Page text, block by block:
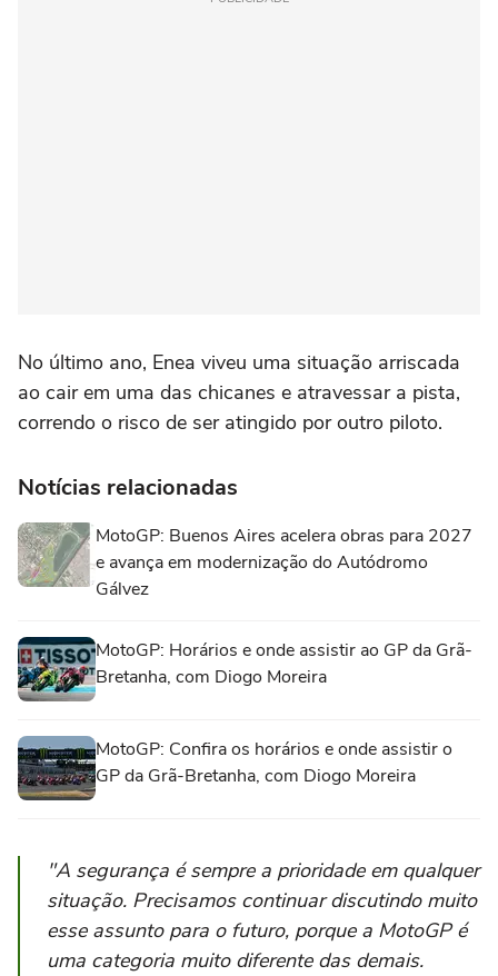
No último ano, Enea viveu uma situação arriscada
ao cair em uma das chicanes e atravessar a pista,
correndo o risco de ser atingido por outro piloto.
Notícias relacionadas
MotoGP: Buenos Aires acelera obras para 2027
e avança em modernização do Autódromo
Gálvez
MotoGP: Horários e onde assistir ao GP da Grã-
Bretanha, com Diogo Moreira
MotoGP: Confira os horários e onde assistir o
GP da Grã-Bretanha, com Diogo Moreira
"A segurança é sempre a prioridade em qualquer
situação. Precisamos continuar discutindo muito
esse assunto para o futuro, porque a MotoGP é
uma categoria muito diferente das demais.